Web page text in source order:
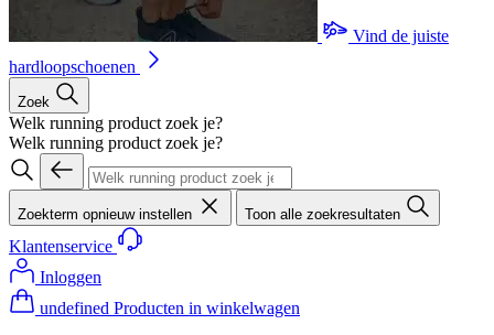
Vind de juiste
hardloopschoenen
Zoek
Welk running product zoek je?
Welk running product zoek je?
Zoekterm opnieuw instellen Toon alle zoekresultaten
Klantenservice
Inloggen
undefined Producten in winkelwagen